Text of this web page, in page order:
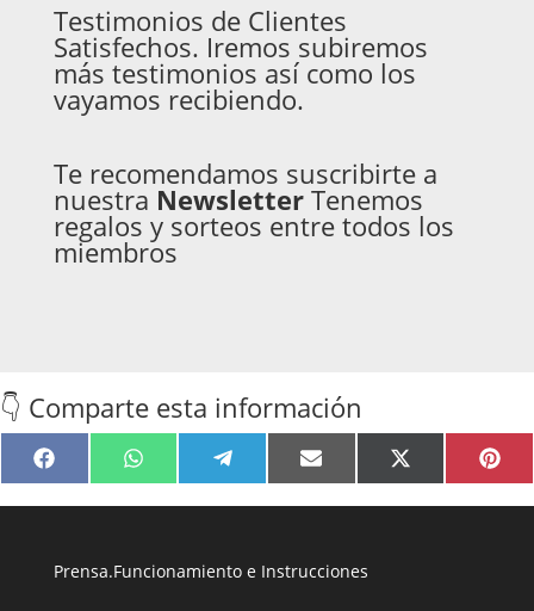
Testimonios de Clientes
Satisfechos. Iremos subiremos
más testimonios así como los
vayamos recibiendo.
Te recomendamos suscribirte a
nuestra Newsletter Tenemos
regalos y sorteos entre todos los
miembros
👇 Comparte esta información
Compartir
en
Facebook Compartir
en
WhatsApp Compartir
en
Telegram Compartir
en
Email Compartir
en
X
(Twitter) en
Prensa.Funcionamiento e Instrucciones